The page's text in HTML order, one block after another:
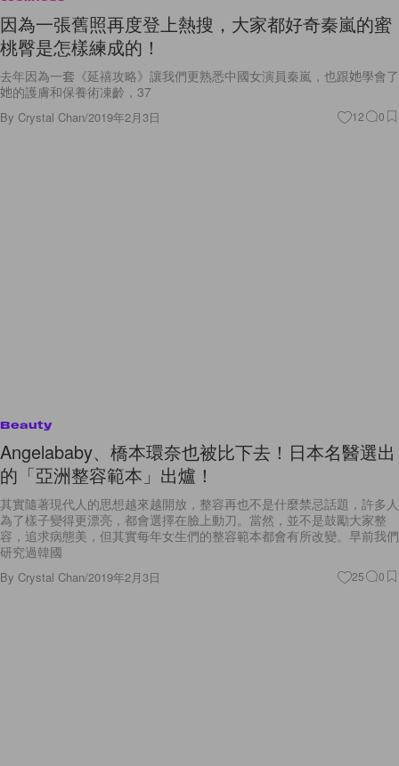
因為一張舊照再度登上熱搜，大家都好奇秦嵐的蜜
桃臀是怎樣練成的！
去年因為一套《延禧攻略》讓我們更熟悉中國女演員秦嵐，也跟她學會了
她的護膚和保養術凍齡，37
By Crystal Chan/2019年2月3日 12 0
Beauty
Angelababy、橋本環奈也被比下去！日本名醫選出
的「亞洲整容範本」出爐！
其實隨著現代人的思想越來越開放，整容再也不是什麼禁忌話題，許多人
為了樣子變得更漂亮，都會選擇在臉上動刀。當然，並不是鼓勵大家整
容，追求病態美，但其實每年女生們的整容範本都會有所改變。早前我們
研究過韓國
By Crystal Chan/2019年2月3日 25 0